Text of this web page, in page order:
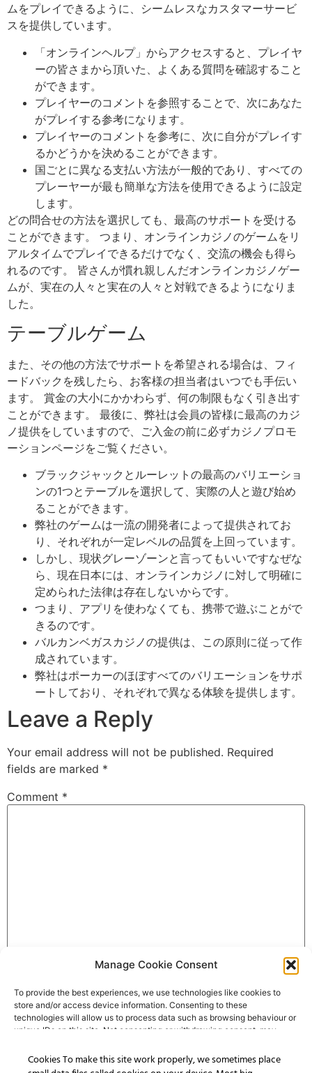
Manage Cookie Consent
To provide the best experiences, we use technologies like cookies to
store and/or access device information. Consenting to these
technologies will allow us to process data such as browsing behaviour or
unique IDs on this site. Not consenting or withdrawing consent, may
ムをプレイできるように、シームレスなカスタマーサービ
スを提供しています。
「オンラインヘルプ」からアクセスすると、プレイヤ
ーの皆さまから頂いた、よくある質問を確認すること
ができます。
プレイヤーのコメントを参照することで、次にあなた
がプレイする参考になります。
プレイヤーのコメントを参考に、次に自分がプレイす
るかどうかを決めることができます。
国ごとに異なる支払い方法が一般的であり、すべての
プレーヤーが最も簡単な方法を使用できるように設定
します。
どの問合せの方法を選択しても、最高のサポートを受ける
ことができます。 つまり、オンラインカジノのゲームをリ
アルタイムでプレイできるだけでなく、交流の機会も得ら
れるのです。 皆さんが慣れ親しんだオンラインカジノゲー
ムが、実在の人々と実在の人々と対戦できるようになりま
した。
テーブルゲーム
また、その他の方法でサポートを希望される場合は、フィ
ードバックを残したら、お客様の担当者はいつでも手伝い
ます。 賞金の大小にかかわらず、何の制限もなく引き出す
ことができます。 最後に、弊社は会員の皆様に最高のカジ
ノ提供をしていますので、ご入金の前に必ずカジノプロモ
ーションページをご覧ください。
ブラックジャックとルーレットの最高のバリエーショ
ンの1つとテーブルを選択して、実際の人と遊び始め
ることができます。
弊社のゲームは一流の開発者によって提供されてお
り、それぞれが一定レベルの品質を上回っています。
しかし、現状グレーゾーンと言ってもいいですなぜな
ら、現在日本には、オンラインカジノに対して明確に
定められた法律は存在しないからです。
つまり、アプリを使わなくても、携帯で遊ぶことがで
きるのです。
バルカンベガスカジノの提供は、この原則に従って作
成されています。
弊社はポーカーのほぼすべてのバリエーションをサポ
ートしており、それぞれで異なる体験を提供します。
Leave a Reply
Your email address will not be published. Required
fields are marked *
Comment *
Email *
Cookies To make this site work properly, we sometimes place